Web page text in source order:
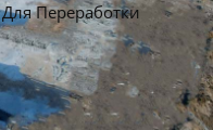
Переработки